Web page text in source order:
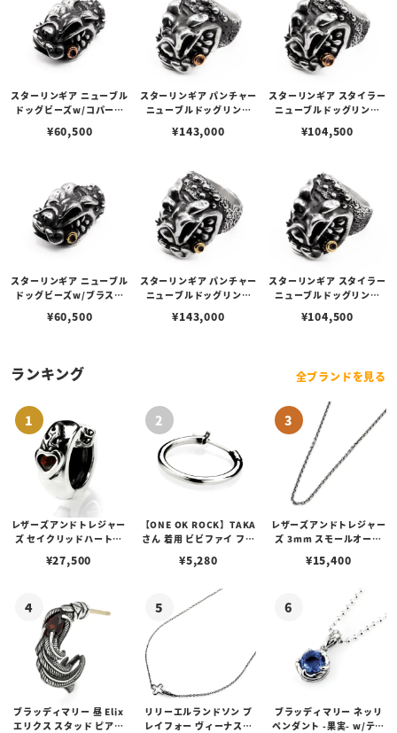
スターリンギア ニューブル
ドッグビーズw/コパーシ
¥60,500
スターリンギア パンチャー
ニューブルドッグリング
¥143,000
スターリンギア スタイラー
ニューブルドッグリング
¥104,500
スターリンギア ニューブル
ドッグビーズw/ブラスシ
¥60,500
スターリンギア パンチャー
ニューブルドッグリング
¥143,000
スターリンギア スタイラー
ニューブルドッグリング
¥104,500
ランキング 全ブランドを見る
レザーズアンドトレジャー
ズ セイクリッドハートピ
¥27,500
【ONE OK ROCK】TAKA
さん 着用 ビビファイ フー
¥5,280
レザーズアンドトレジャー
ズ 3mm スモールオーバ
ブスタークラスプ＆LTロ
¥15,400
ブラッディマリー 昼 Elix
エリクス スタッド ピアス
リリーエルランドソン プ
レイフォー ヴィーナスチ
ブラッディマリー ネッリ
ペンダント -果実- w/ティ